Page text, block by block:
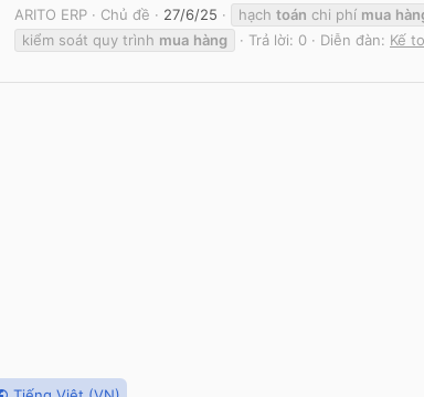
ARITO ERP
Chủ đề 27/6/25 hạch toán chi phí mua
kiểm soát quy trình mua hàng Trả lời: 0 Diễn đàn: Kế